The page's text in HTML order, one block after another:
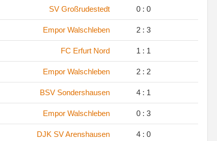
SV Großrudestedt 0 : 0
Empor Walschleben 2 : 3
FC Erfurt Nord 1 : 1
Empor Walschleben 2 : 2
BSV Sondershausen 4 : 1
Empor Walschleben 0 : 3
DJK SV Arenshausen 4 : 0